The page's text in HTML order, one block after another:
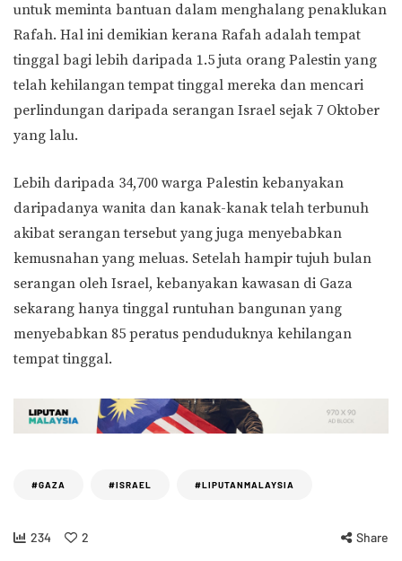
untuk meminta bantuan dalam menghalang penaklukan
Rafah. Hal ini demikian kerana Rafah adalah tempat
tinggal bagi lebih daripada 1.5 juta orang Palestin yang
telah kehilangan tempat tinggal mereka dan mencari
perlindungan daripada serangan Israel sejak 7 Oktober
yang lalu.
Lebih daripada 34,700 warga Palestin kebanyakan
daripadanya wanita dan kanak-kanak telah terbunuh
akibat serangan tersebut yang juga menyebabkan
kemusnahan yang meluas. Setelah hampir tujuh bulan
serangan oleh Israel, kebanyakan kawasan di Gaza
sekarang hanya tinggal runtuhan bangunan yang
menyebabkan 85 peratus penduduknya kehilangan
tempat tinggal.
#GAZA #ISRAEL #LIPUTANMALAYSIA
234 2 Share